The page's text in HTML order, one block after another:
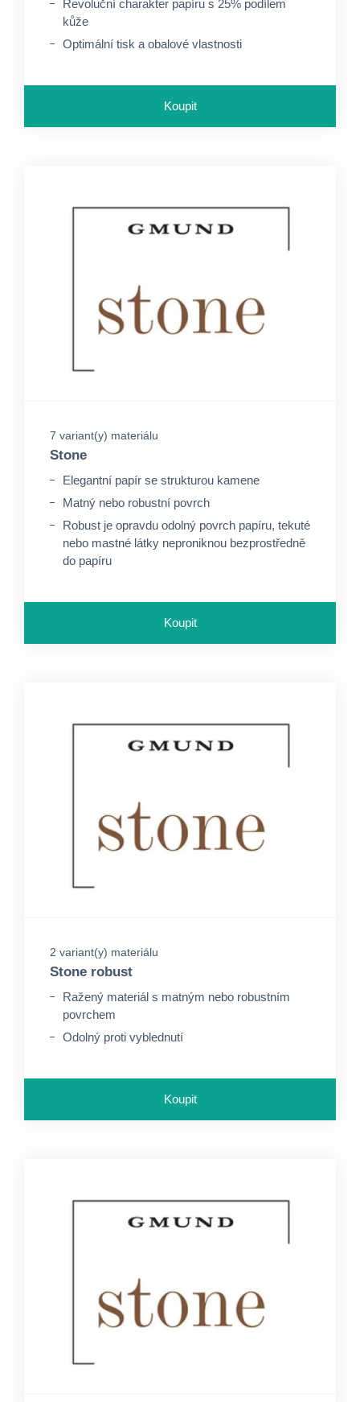
Revoluční charakter papíru s 25% podílem
kůže
Optimální tisk a obalové vlastnosti
Koupit
7 variant(y) materiálu
Stone
Elegantní papír se strukturou kamene
Matný nebo robustní povrch
Robust je opravdu odolný povrch papíru, tekuté
nebo mastné látky neproniknou bezprostředně
do papíru
Koupit
2 variant(y) materiálu
Stone robust
Ražený materiál s matným nebo robustním
povrchem
Odolný proti vyblednutí
Koupit